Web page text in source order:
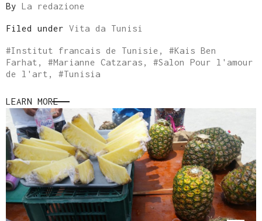
By La redazione
Filed under Vita da Tunisi
#Institut francais de Tunisie , #Kais Ben
Farhat , #Marianne Catzaras , #Salon Pour l'amour
de l'art , #Tunisia
LEARN MORE